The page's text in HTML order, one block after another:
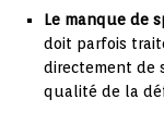
Le manque de
doit parfois
directement de
qualité de la